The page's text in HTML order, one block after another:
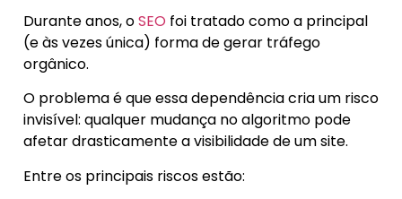
Durante anos, oSEO foi tratado como a principal
(e às vezes única) forma de gerar tráfego
orgânico.
O problema é que essa dependência cria um risco
invisível: qualquer mudança no algoritmo pode
afetar drasticamente a visibilidade de um site.
Entre os principais riscos estão: